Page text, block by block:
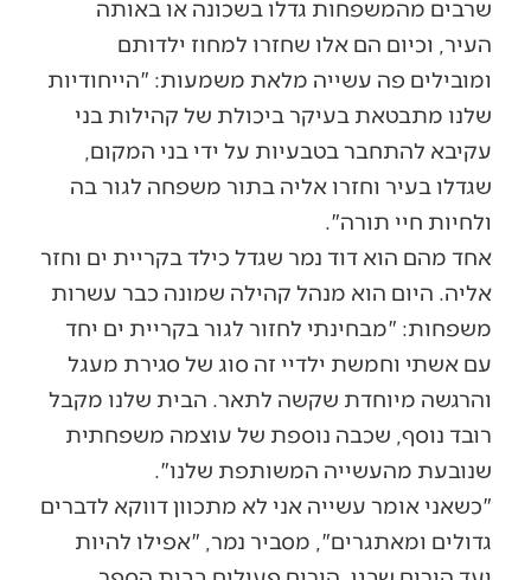
שרבים מהמשפחות גדלו בשכונה או באותה
העיר, וכיום הם אלו שחזרו למחוז ילדותם
ומובילים פה עשייה מלאת משמעות: "הייחודיות
שלנו מתבטאת בעיקר ביכולת של קהילות בני
עקיבא להתחבר בטבעיות על ידי בני המקום,
שגדלו בעיר וחזרו אליה בתור משפחה לגור בה
ולחיות חיי תורה".
אחד מהם הוא דוד נמר שגדל כילד בקריית ים וחזר
אליה. היום הוא מנהל קהילה שמונה כבר עשרות
משפחות: "מבחינתי לחזור לגור בקריית ים יחד
עם אשתי וחמשת ילדיי זה סוג של סגירת מעגל
והרגשה מיוחדת שקשה לתאר. הבית שלנו מקבל
רובד נוסף, שכבה נוספת של עוצמה משפחתית
שנובעת מהעשייה המשותפת שלנו".
"כשאני אומר עשייה אני לא מתכוון דווקא לדברים
גדולים ומאתגרים", מסביר נמר, "אפילו להיות